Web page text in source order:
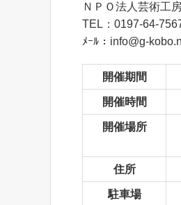
ＮＰＯ法人芸術工
TEL：0197-64-
ﾒｰﾙ：info@g-
開催期間
開催時間
開催場所
住所
駐車場